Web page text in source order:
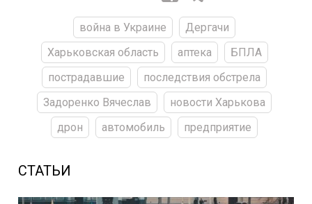
война в Украине
Дергачи
Харьковская область
аптека
БПЛА
пострадавшие
последствия обстрела
Задоренко Вячеслав
новости Харькова
дрон
автомобиль предприятие
СТАТЬИ